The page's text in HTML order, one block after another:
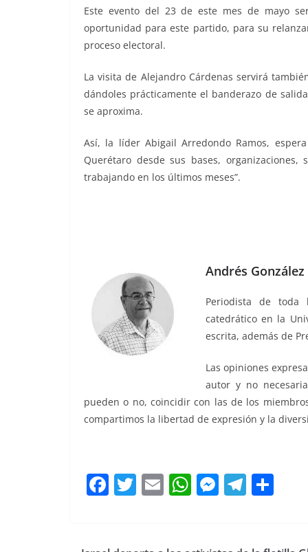
Este evento del 23 de este mes de mayo
oportunidad para este partido, para su
proceso electoral.
La visita de Alejandro Cárdenas servirá
dándoles prácticamente el banderazo de
se aproxima.
Así, la líder Abigail Arredondo Ramos,
Querétaro desde sus bases,
trabajando en los últimos meses”.
Andrés
Periodista de toda
catedrático en la
escrita, además de
Las opiniones
autor y no
pueden o no, coincidir con las de los
compartimos la libertad de expresión y la
F T E W M T